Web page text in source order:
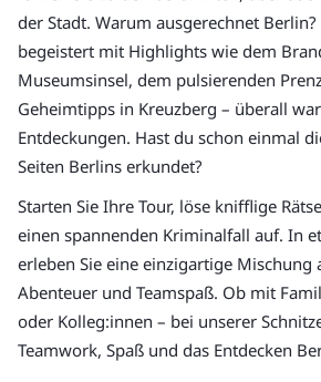
der Stadt. Warum ausgerechnet
begeistert mit Highlights wie dem
Museumsinsel, dem pulsierenden
Geheimtipps in Kreuzberg – überall
Entdeckungen. Hast du schon einmal
Seiten Berlins erkundet?
Starten Sie Ihre Tour, löse knifflige
einen spannenden Kriminalfall auf. In
erleben Sie eine einzigartige Mischung
Abenteuer und Teamspaß. Ob mit
oder Kolleg:innen – bei unserer
Teamwork, Spaß und das Entdecken